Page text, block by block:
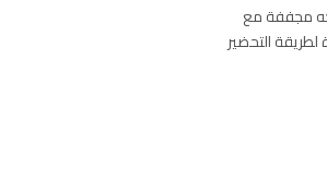
مجففة مع
التحضير